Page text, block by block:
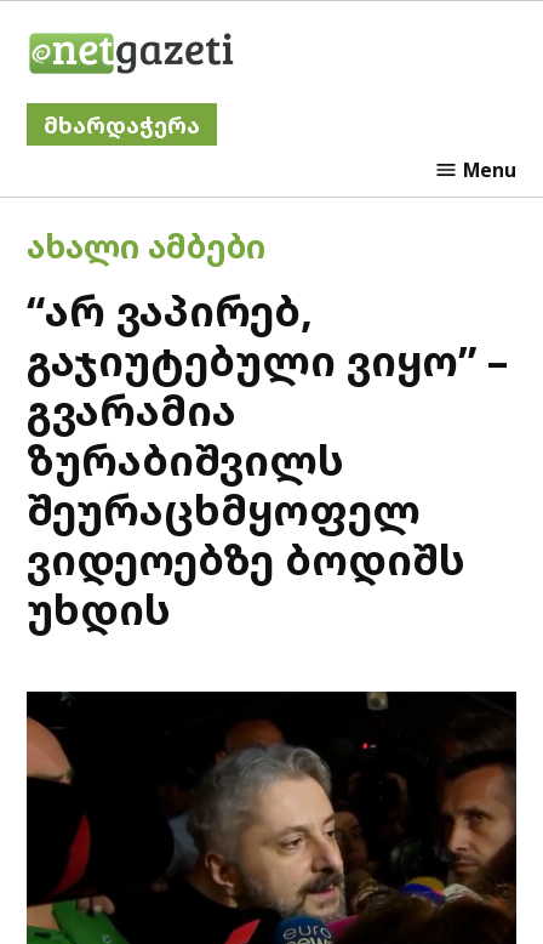
მხარდაჭერა
Menu
POSTED
ᲐᲮᲐᲚᲘ ᲐᲛᲑᲔᲑᲘ
“არ ვაპირებ,
გაჯიუტებული ვიყო” –
გვარამია
ზურაბიშვილს
შეურაცხმყოფელ
ვიდეოებზე ბოდიშს
უხდის